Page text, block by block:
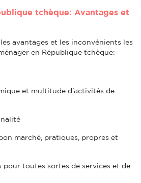
tchèque: Avantages et
avantages et les inconvénients les
en République tchèque:
et multitude d'activités de
marché, pratiques, propres et
pour toutes sortes de services et de